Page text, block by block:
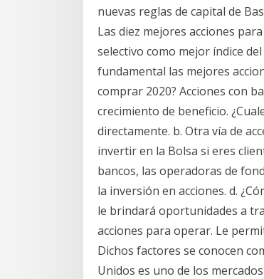
nuevas reglas de capital de
Las diez mejores acciones
selectivo como mejor índice
fundamental las mejores
comprar 2020? Acciones con
crecimiento de beneficio.
directamente. b. Otra vía de
invertir en la Bolsa si eres
bancos, las operadoras de
la inversión en acciones. d.
le brindará oportunidades a
acciones para operar. Le
Dichos factores se conocen
Unidos es uno de los